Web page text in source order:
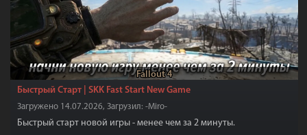
Fallout 4
Быстрый Старт | SKK Fast Start New Game
Загружено 14.07.2026, Загрузил: -Miro-
Быстрый старт новой игры - менее чем за 2 минуты.